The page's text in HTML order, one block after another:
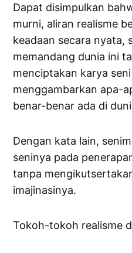
Dapat disimpulkan
murni, aliran realisme
keadaan secara nyata,
memandang dunia ini
menciptakan karya
menggambarkan apa-
benar-benar ada di
Dengan kata lain,
seninya pada
tanpa
imajinasinya.
Tokoh-tokoh realisme